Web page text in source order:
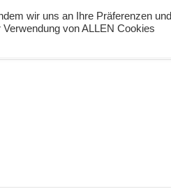
wir uns an Ihre Präferenzen und
von ALLEN Cookies